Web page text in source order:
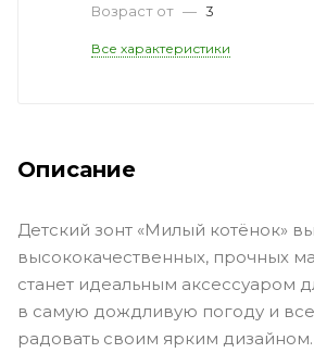
Возраст от — 3
Все характеристики
Описание
Детский зонт «Милый котёнок»
высококачественных, прочных
станет идеальным аксессуаром
в самую дождливую погоду и
радовать своим ярким дизайном.